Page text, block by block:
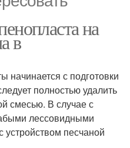
на
в
начинается с подготовки
полностью удалить
смесью. В случае с
лессовидными
устройством песчаной